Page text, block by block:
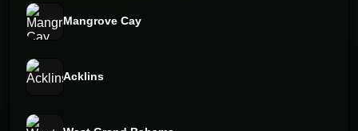
Mangrove Cay
Acklins